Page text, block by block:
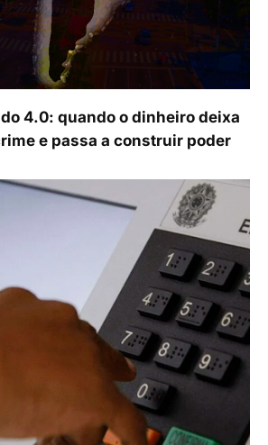
4.0: quando o dinheiro deixa
e passa a construir poder